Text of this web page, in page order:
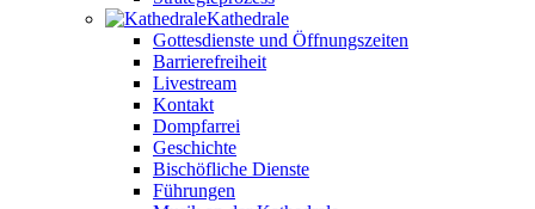
Kathedrale
Gottesdienste und Öffnungszeiten
Barrierefreiheit
Livestream
Kontakt
Dompfarrei
Geschichte
Bischöfliche Dienste
Führungen